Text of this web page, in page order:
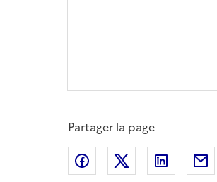
Partager la page
Partager sur Facebook
Partager sur X